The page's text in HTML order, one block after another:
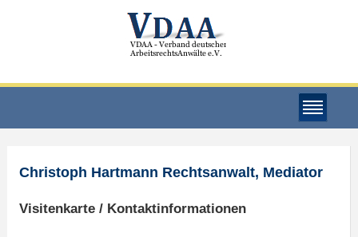
Christoph Hartmann Rechtsanwalt, Mediator
Visitenkarte / Kontaktinformationen